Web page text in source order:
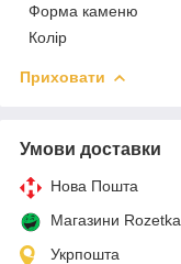
Форма каменю
Колір
Приховати
Умови доставки
Нова Пошта
Магазини Rozetka
Укрпошта